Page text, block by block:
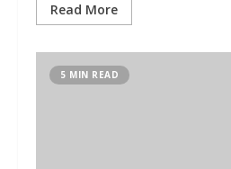
Read More
5 MIN READ